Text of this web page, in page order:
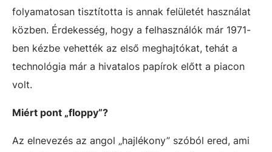
folyamatosan tisztította is annak felületét használat
közben. Érdekesség, hogy a felhasználók már 1971-
ben kézbe vehették az első meghajtókat, tehát a
technológia már a hivatalos papírok előtt a piacon
volt.
Miért pont „floppy”?
Az elnevezés az angol „hajlékony” szóból ered, ami